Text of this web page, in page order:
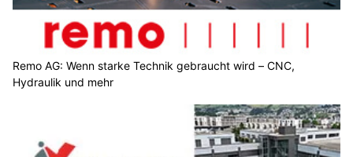
Remo AG: Wenn starke Technik gebraucht wird – CNC,
Hydraulik und mehr